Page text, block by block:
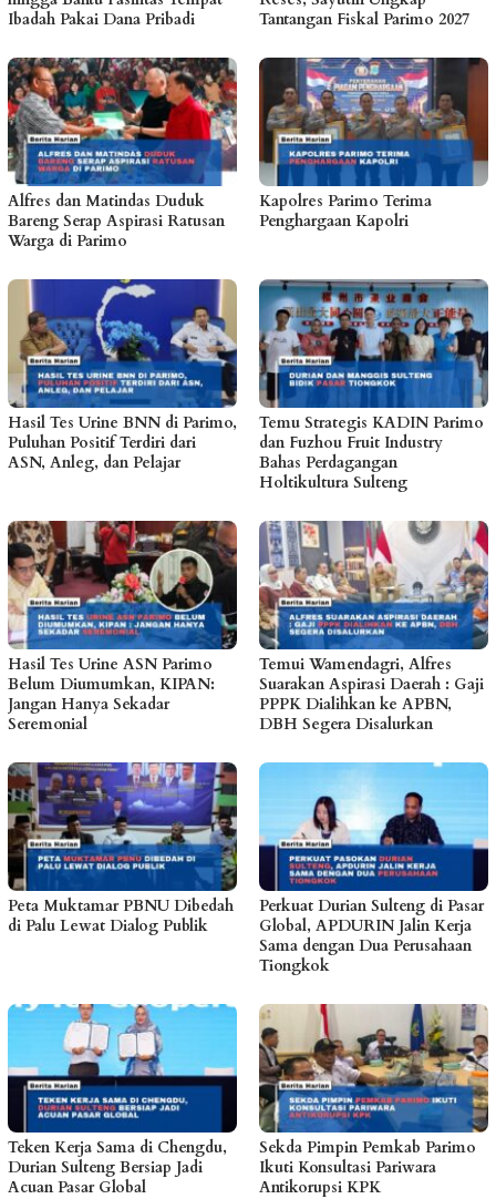
Ibadah Pakai Dana Pribadi
Tantangan Fiskal Parimo 2027
Alfres dan Matindas Duduk
Bareng Serap Aspirasi Ratusan
Warga di Parimo
Kapolres Parimo Terima
Penghargaan Kapolri
Hasil Tes Urine BNN di Parimo,
Puluhan Positif Terdiri dari
ASN, Anleg, dan Pelajar
Temu Strategis KADIN Parimo
dan Fuzhou Fruit Industry
Bahas Perdagangan
Holtikultura Sulteng
Hasil Tes Urine ASN Parimo
Belum Diumumkan, KIPAN:
Jangan Hanya Sekadar
Seremonial
Temui Wamendagri, Alfres
Suarakan Aspirasi Daerah : Gaji
PPPK Dialihkan ke APBN,
DBH Segera Disalurkan
Peta Muktamar PBNU Dibedah
di Palu Lewat Dialog Publik
Perkuat Durian Sulteng di Pasar
Global, APDURIN Jalin Kerja
Sama dengan Dua Perusahaan
Tiongkok
Teken Kerja Sama di Chengdu,
Durian Sulteng Bersiap Jadi
Acuan Pasar Global
Sekda Pimpin Pemkab Parimo
Ikuti Konsultasi Pariwara
Antikorupsi KPK